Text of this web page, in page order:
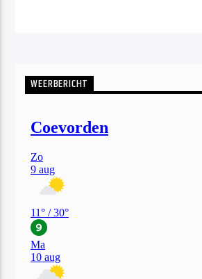
WEERBERICHT